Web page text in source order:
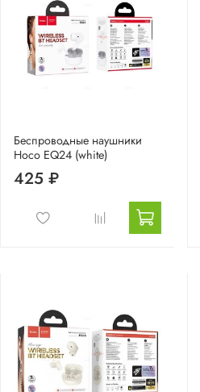
Беспроводные наушники
Hoco EQ24 (white)
425 ₽